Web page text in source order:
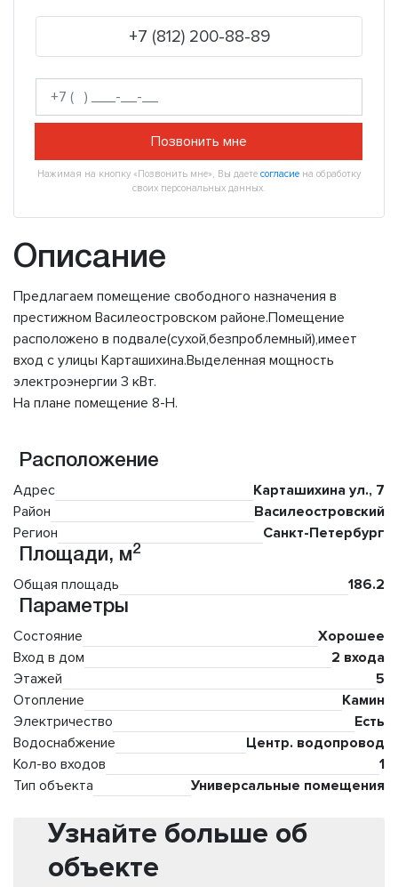
+7 (812) 200-88-89
Позвонить мне
Нажимая на кнопку «Позвонить мне», Вы даете согласие на обработку
своих персональных данных.
Описание
Предлагаем помещение свободного назначения в
престижном Василеостровском районе.Помещение
расположено в подвале(сухой,безпроблемный),имеет
вход с улицы Карташихина.Выделенная мощность
электроэнергии 3 кВт.
На плане помещение 8-Н.
Расположение
Адрес
Карташихина ул., 7
Район
Василеостровский
Регион
Санкт-Петербург
Площади, м2
Общая площадь
186.2
Параметры
Состояние
Хорошее
Вход в дом
2 входа
Этажей
5
Отопление
Камин
Электричество
Есть
Водоснабжение
Центр. водопровод
Кол-во входов
1
Тип объекта
Универсальные помещения
Узнайте больше об
объекте